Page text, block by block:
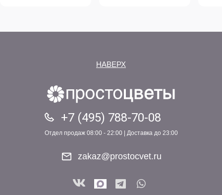
НАВЕРХ
+7 (495) 788-70-08
Отдел продаж 08:00 - 22:00 | Доставка до 23:00
zakaz@prostocvet.ru